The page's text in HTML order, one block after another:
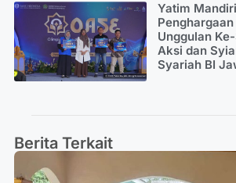
Yatim
Penghargaan
Unggulan
Aksi dan
Syariah BI
Berita Terkait